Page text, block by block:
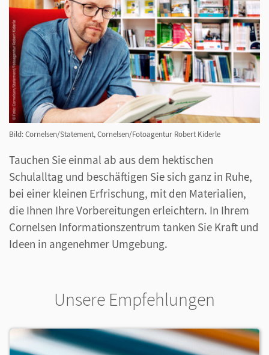
Bild: Cornelsen/Statement, Cornelsen/Fotoagentur Robert Kiderle
Tauchen Sie einmal ab aus dem hektischen
Schulalltag und beschäftigen Sie sich ganz in Ruhe,
bei einer kleinen Erfrischung, mit den Materialien,
die Ihnen Ihre Vorbereitungen erleichtern. In Ihrem
Cornelsen Informationszentrum tanken Sie Kraft und
Ideen in angenehmer Umgebung.
Unsere Empfehlungen